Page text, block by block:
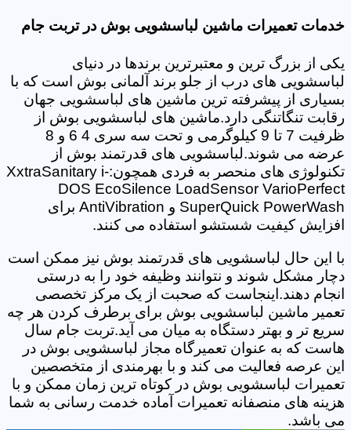
خدمات تعمیرات ماشین لباسشویی بوش در تربت جام
یکی از بزرگ ترین و معتبرترین برندها در دنیای
لباسشویی های درب از جلو برند آلمانی بوش است که با
بسیاری از پیشرفته ترین ماشین های لباسشویی جهان
رقابت تنگاتنگی دارد.ماشین های لباسشویی بوش از
ظرفیت 7 تا 9 کیلوگرمی و تحت سه سری 4 6 و 8
عرضه می شوند.لباسشویی های قدرتمند بوش از
تکنولوژی های منحصر به فردی همچون:XxtraSanitary i-
DOS EcoSilence LoadSensor VarioPerfect
SuperQuick PowerWash و AntiVibration برای
افزایش کیفیت شستشو استفاده می کنند.
با این حال لباسشویی های قدرتمند بوش نیز ممکن است
دچار مشکل شوند و نتوانند وظیفه خود را به درستی
انجام دهند.اینجاست که صحبت از یک مرکز تخصصی
تعمیر ماشین لباسشویی بوش برای برطرف کردن هر چه
سریع تر و بهتر دستگاه به میان می آید.تربت جام سال
هاست که به عنوان تعمیرگاه مجاز لباسشویی بوش در
این عرصه فعالیت می کند و با بهرمندی از متخصصین
تعمیرات لباسشویی بوش در کوتاه ترین زمان ممکن و با
هزینه های منصفانه تعمیرات آماده خدمت رسانی به شما
می باشد.